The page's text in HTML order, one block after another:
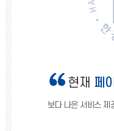
현재 페
보다 나은 서비스 제